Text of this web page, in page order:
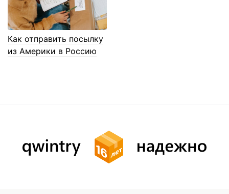
Как отправить посылку
из Америки в Россию